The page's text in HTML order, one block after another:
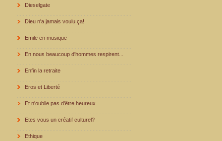
Dieselgate
Dieu n'a jamais voulu ça!
Emile en musique
En nous beaucoup d'hommes respirent...
Enfin la retraite
Eros et Liberté
Et n'oublie pas d'être heureux.
Etes vous un créatif culturel?
Ethique